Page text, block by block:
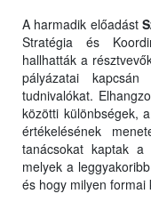
A harmadik előadást
Stratégia és
hallhatták a
pályázatai
tudnivalókat.
közötti különbségek,
értékelésének
tanácsokat kaptak
melyek a
és hogy milyen